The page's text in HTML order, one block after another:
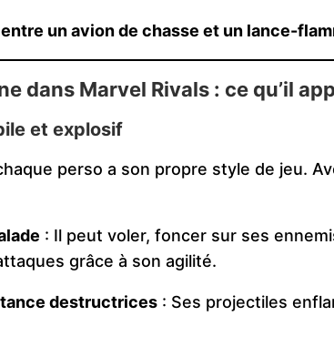
un avion de chasse et un lance-
dans Marvel Rivals : ce qu’il
et explosif
perso a son propre style de jeu.
: Il peut voler, foncer sur ses
grâce à son agilité.
destructrices : Ses projectiles